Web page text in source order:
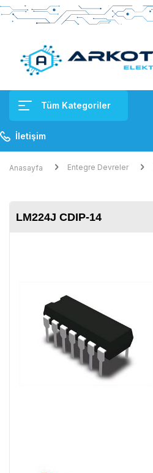
Tüm Kategoriler
İletişim
Anasayfa Entegre Devreler
LM224J CDIP-14